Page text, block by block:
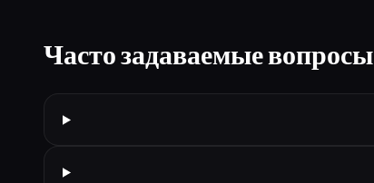
Часто задаваемые вопросы